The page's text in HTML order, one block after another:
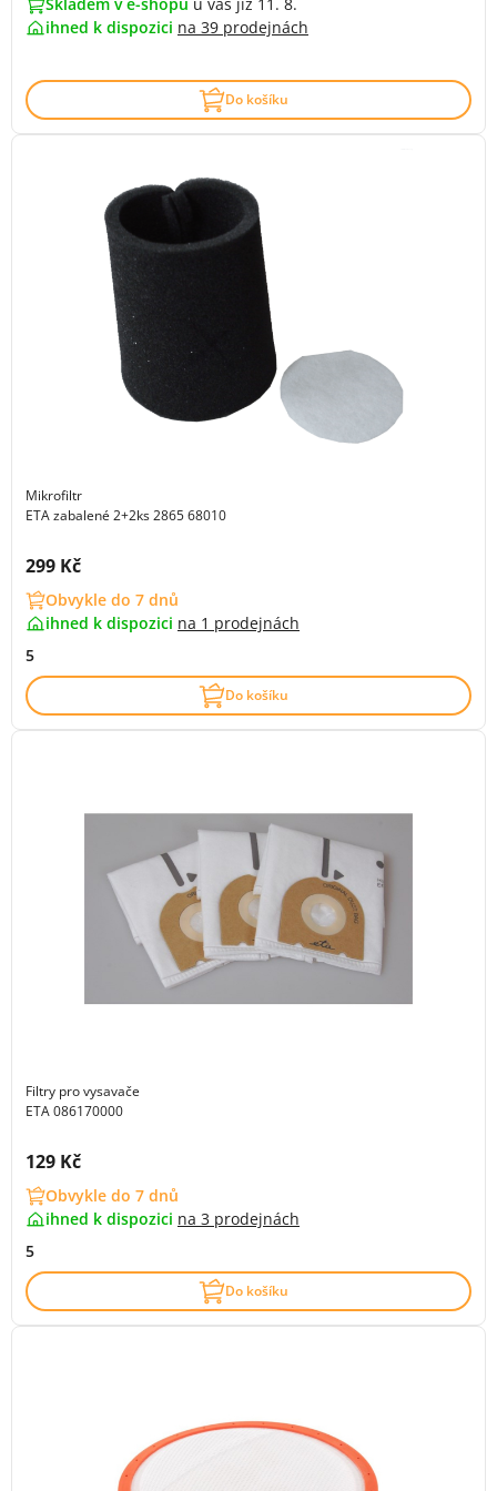
ihned k dispozici na 39 prodejnách
Do košíku
Mikrofiltr
ETA zabalené 2+2ks 2865 68010
Cena s DPH:
299 Kč
Obvykle do 7 dnů
ihned k dispozici na 1 prodejnách
5
Do košíku
Filtry pro vysavače
ETA 086170000
Cena s DPH:
129 Kč
Obvykle do 7 dnů
ihned k dispozici na 3 prodejnách
5
Do košíku